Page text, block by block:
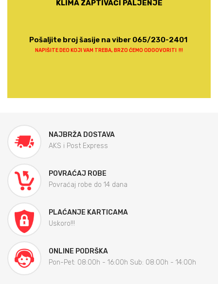
KLIMA ZAPTIVAČI PALJENJE
Pošaljite broj šasije na viber 065/230-2401
NAPIŠITE DEO KOJI VAM TREBA, BRZO ĆEMO ODGOVORITI !!!
NAJBRŽA DOSTAVA
AKS i Post Express
POVRAĆAJ ROBE
Povraćaj robe do 14 dana
PLAĆANJE KARTICAMA
Uskoro!!!
ONLINE PODRŠKA
Pon-Pet: 08:00h - 16:00h Sub: 08:00h - 14:00h